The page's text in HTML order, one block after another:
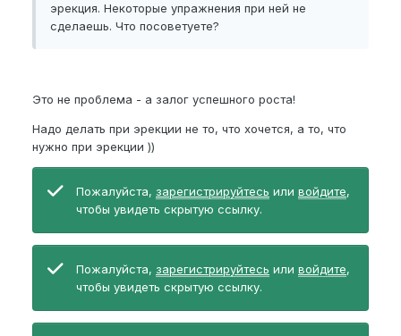
эрекция. Некоторые упражнения при ней не
сделаешь. Что посоветуете?
Это не проблема - а залог успешного роста!
Надо делать при эрекции не то, что хочется, а то, что
нужно при эрекции ))
Пожалуйста, зарегистрируйтесь или войдите,
чтобы увидеть скрытую ссылку.
Пожалуйста, зарегистрируйтесь или войдите,
чтобы увидеть скрытую ссылку.